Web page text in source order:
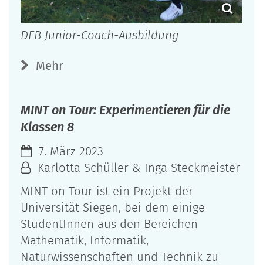
DFB Junior-Coach-Ausbildung
Mehr
MINT on Tour: Experimentieren für die
Klassen 8
7. März 2023
Karlotta Schüller & Inga Steckmeister
MINT on Tour ist ein Projekt der
Universität Siegen, bei dem einige
StudentInnen aus den Bereichen
Mathematik, Informatik,
Naturwissenschaften und Technik zu